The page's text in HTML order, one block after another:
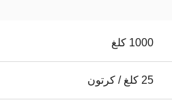
1000 كلغ
25 كلغ / كرتون